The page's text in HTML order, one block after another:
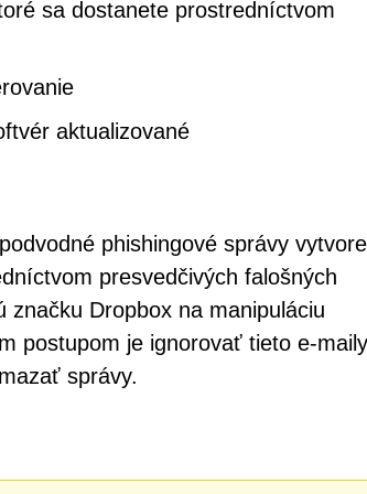
sa dostanete prostredníctvom
aktualizované
phishingové správy
presvedčivých falošných
Dropbox na manipuláciu
postupom je ignorovať tieto e-
správy.